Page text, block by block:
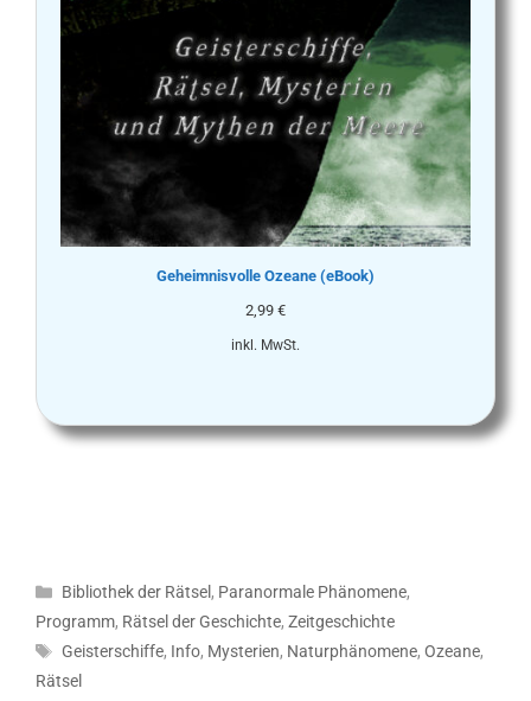
Geheimnisvolle Ozeane (eBook)
2,99 €
inkl. MwSt.
Kategorien
Bibliothek der Rätsel , Paranormale Phänomene,
Programm, Rätsel der Geschichte, Zeitgeschichte
Schlagwörter
Geisterschiffe, Info, Mysterien, Naturphänomene,Ozeane,
Rätsel